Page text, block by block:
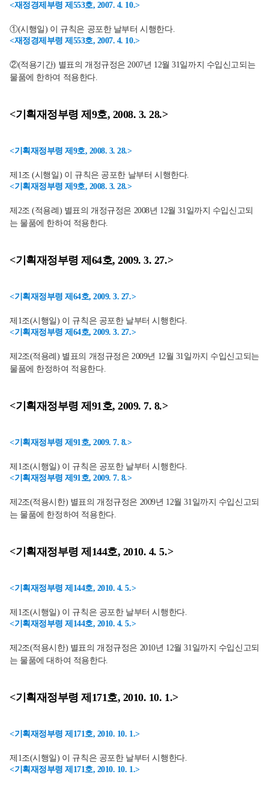
<재정경제부령 제553호, 2007. 4. 10.>
①(시행일) 이 규칙은 공포한 날부터 시행한다.
<재정경제부령 제553호, 2007. 4. 10.>
②(적용기간) 별표의 개정규정은 2007년 12월 31일까지 수입신고되는
물품에 한하여 적용한다.
<기획재정부령 제9호, 2008. 3. 28.>
<기획재정부령 제9호, 2008. 3. 28.>
제1조 (시행일) 이 규칙은 공포한 날부터 시행한다.
<기획재정부령 제9호, 2008. 3. 28.>
제2조 (적용례) 별표의 개정규정은 2008년 12월 31일까지 수입신고되
는 물품에 한하여 적용한다.
<기획재정부령 제64호, 2009. 3. 27.>
<기획재정부령 제64호, 2009. 3. 27.>
제1조(시행일) 이 규칙은 공포한 날부터 시행한다.
<기획재정부령 제64호, 2009. 3. 27.>
제2조(적용례) 별표의 개정규정은 2009년 12월 31일까지 수입신고되는
물품에 한정하여 적용한다.
<기획재정부령 제91호, 2009. 7. 8.>
<기획재정부령 제91호, 2009. 7. 8.>
제1조(시행일) 이 규칙은 공포한 날부터 시행한다.
<기획재정부령 제91호, 2009. 7. 8.>
제2조(적용시한) 별표의 개정규정은 2009년 12월 31일까지 수입신고되
는 물품에 한정하여 적용한다.
<기획재정부령 제144호, 2010. 4. 5.>
<기획재정부령 제144호, 2010. 4. 5.>
제1조(시행일) 이 규칙은 공포한 날부터 시행한다.
<기획재정부령 제144호, 2010. 4. 5.>
제2조(적용시한) 별표의 개정규정은 2010년 12월 31일까지 수입신고되
는 물품에 대하여 적용한다.
<기획재정부령 제171호, 2010. 10. 1.>
<기획재정부령 제171호, 2010. 10. 1.>
제1조(시행일) 이 규칙은 공포한 날부터 시행한다.
<기획재정부령 제171호, 2010. 10. 1.>